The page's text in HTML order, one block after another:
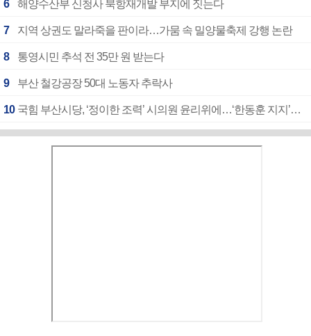
6 해양수산부 신청사 북항재개발 부지에 짓는다
7 지역 상권도 말라죽을 판이라…가뭄 속 밀양물축제 강행 논란
8 통영시민 추석 전 35만 원 받는다
9 부산 철강공장 50대 노동자 추락사
10 국힘 부산시당, ‘정이한 조력’ 시의원 윤리위에…‘한동훈 지지’도 신고접수